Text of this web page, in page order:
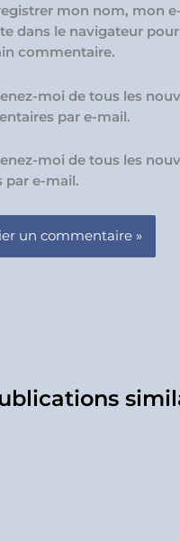
mon nom, mon
dans le navigateur
commentaire.
moi de tous les
par e-mail.
moi de tous les
par e-mail.